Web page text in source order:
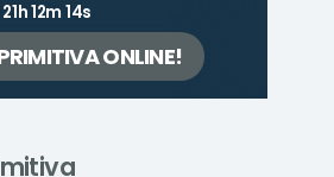
12m 14s
ONLINE!